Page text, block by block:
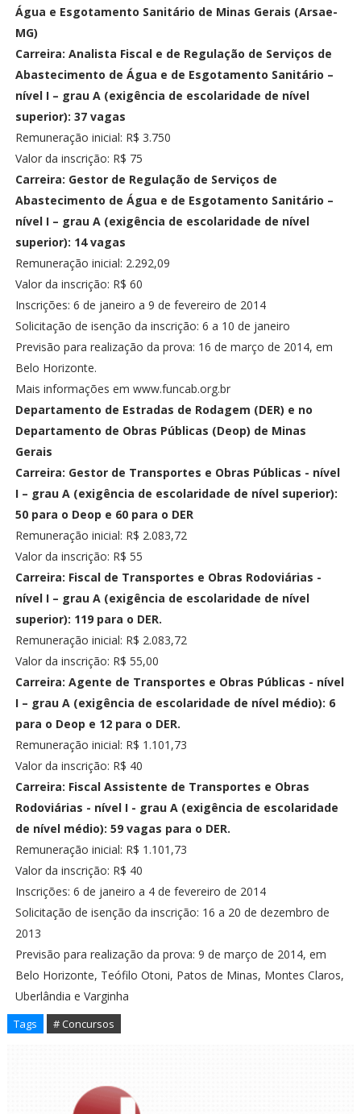
Água e Esgotamento Sanitário de Minas Gerais (Arsae-
MG)
Carreira: Analista Fiscal e de Regulação de Serviços de
Abastecimento de Água e de Esgotamento Sanitário –
nível I – grau A (exigência de escolaridade de nível
superior): 37 vagas
Remuneração inicial: R$ 3.750
Valor da inscrição: R$ 75
Carreira: Gestor de Regulação de Serviços de
Abastecimento de Água e de Esgotamento Sanitário –
nível I – grau A (exigência de escolaridade de nível
superior): 14 vagas
Remuneração inicial: 2.292,09
Valor da inscrição: R$ 60
Inscrições: 6 de janeiro a 9 de fevereiro de 2014
Solicitação de isenção da inscrição: 6 a 10 de janeiro
Previsão para realização da prova: 16 de março de 2014, em
Belo Horizonte.
Mais informações em www.funcab.org.br
Departamento de Estradas de Rodagem (DER) e no
Departamento de Obras Públicas (Deop) de Minas
Gerais
Carreira: Gestor de Transportes e Obras Públicas - nível
I – grau A (exigência de escolaridade de nível superior):
50 para o Deop e 60 para o DER
Remuneração inicial: R$ 2.083,72
Valor da inscrição: R$ 55
Carreira: Fiscal de Transportes e Obras Rodoviárias -
nível I – grau A (exigência de escolaridade de nível
superior): 119 para o DER.
Remuneração inicial: R$ 2.083,72
Valor da inscrição: R$ 55,00
Carreira: Agente de Transportes e Obras Públicas - nível
I – grau A (exigência de escolaridade de nível médio): 6
para o Deop e 12 para o DER.
Remuneração inicial: R$ 1.101,73
Valor da inscrição: R$ 40
Carreira: Fiscal Assistente de Transportes e Obras
Rodoviárias - nível I - grau A (exigência de escolaridade
de nível médio): 59 vagas para o DER.
Remuneração inicial: R$ 1.101,73
Valor da inscrição: R$ 40
Inscrições: 6 de janeiro a 4 de fevereiro de 2014
Solicitação de isenção da inscrição: 16 a 20 de dezembro de
2013
Previsão para realização da prova: 9 de março de 2014, em
Belo Horizonte, Teófilo Otoni, Patos de Minas, Montes Claros,
Uberlândia e Varginha
Tags # Concursos